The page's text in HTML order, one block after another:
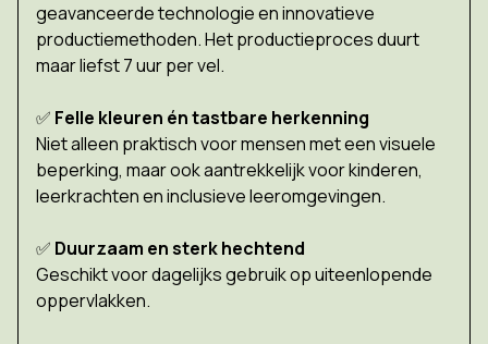
geavanceerde technologie en innovatieve
productiemethoden. Het productieproces duurt
maar liefst 7 uur per vel.
✅ Felle kleuren én tastbare herkenning
Niet alleen praktisch voor mensen met een visuele
beperking, maar ook aantrekkelijk voor kinderen,
leerkrachten en inclusieve leeromgevingen.
✅ Duurzaam en sterk hechtend
Geschikt voor dagelijks gebruik op uiteenlopende
oppervlakken.